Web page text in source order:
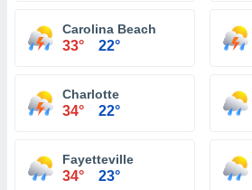
Carolina Beach
33° 22°
Charlotte
34° 22°
Fayetteville
34° 23°